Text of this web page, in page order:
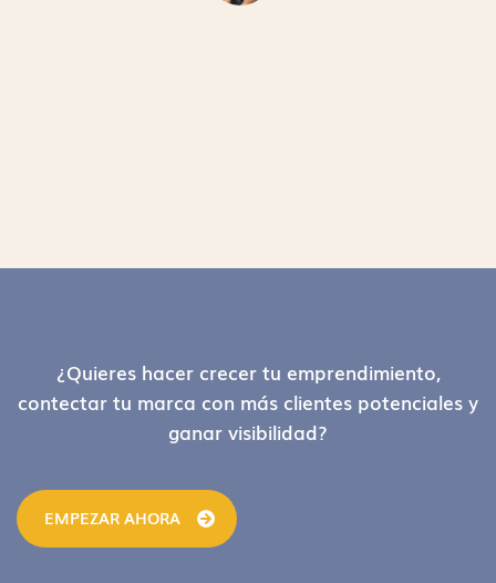
Footer¿Quieres hacer crecer tu emprendimiento,
contectar tu marca con más clientes potenciales y
ganar visibilidad?
EMPEZAR AHORA